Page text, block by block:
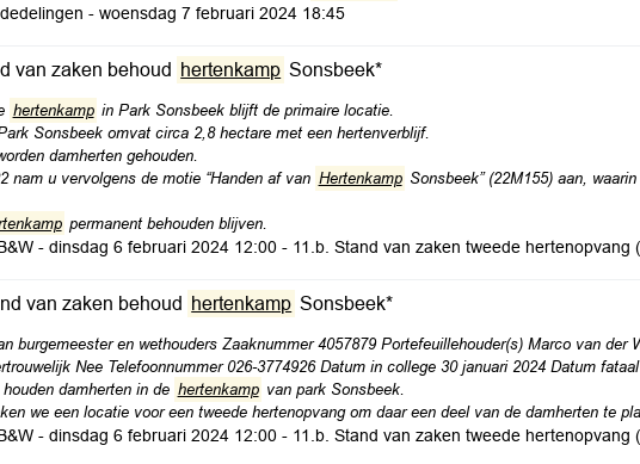
- woensdag 7 februari 2024 18:45
van zaken behoud hertenkamp Sonsbeek*
hertenkamp in Park Sonsbeek blijft de primaire locatie.
Sonsbeek omvat circa 2,8 hectare met een hertenverblijf.
damherten gehouden.
nam u vervolgens de motie “Handen af van Hertenkamp Sonsbeek” (22M155) aan,
permanent behouden blijven.
- dinsdag 6 februari 2024 12:00 - 11.b. Stand van zaken tweede hertenopvang
van zaken behoud hertenkamp Sonsbeek*
burgemeester en wethouders Zaaknummer 4057879 Portefeuillehouder(s) Marco van
Nee Telefoonnummer 026-3774926 Datum in college 30 januari 2024 Datum
damherten in de hertenkamp van park Sonsbeek.
we een locatie voor een tweede hertenopvang om daar een deel van de damherten te
- dinsdag 6 februari 2024 12:00 - 11.b. Stand van zaken tweede hertenopvang